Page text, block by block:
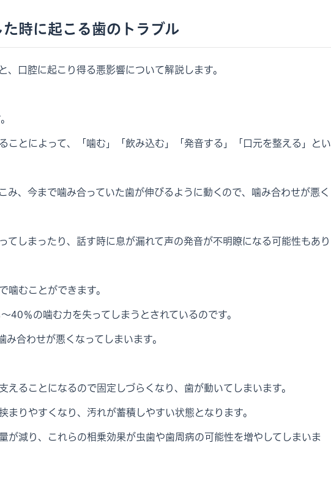
時に起こる歯のトラブル
、口腔に起こり得る悪影響について解説します。
ことによって、「噛む」「飲み込む」「発音する」「口元を整える」とい
み、今まで噛み合っていた歯が伸びるように動くので、噛み合わせが悪く
てしまったり、話す時に息が漏れて声の発音が不明瞭になる可能性もあり
噛むことができます。
40％の噛む力を失ってしまうとされているのです。
合わせが悪くなってしまいます。
えることになるので固定しづらくなり、歯が動いてしまいます。
まりやすくなり、汚れが蓄積しやすい状態となります。
が減り、これらの相乗効果が虫歯や歯周病の可能性を増やしてしまいま